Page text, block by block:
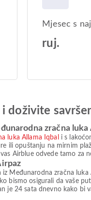
Mjesec s
ruj.
doživite
zračna luka
luka Allama Iqbal
i s
ili opuštanju na mirnim
Airblue odvede tamo za
Međunarodna zračna
bismo osigurali da vaše
je 24 sata dnevno kako bi